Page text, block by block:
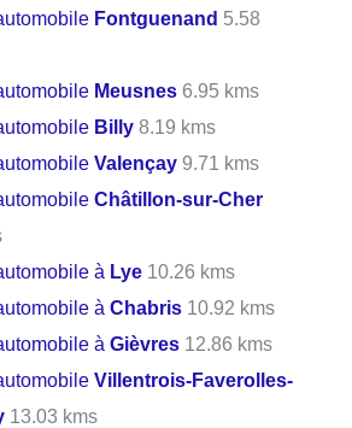
Fontguenand 5.58
Meusnes 6.95 kms
Billy 8.19 kms
Valençay 9.71 kms
Châtillon-sur-Cher
à Lye 10.26 kms
àChabris 10.92 kms
àGièvres 12.86 kms
Villentrois-Faverolles-
13.03 kms